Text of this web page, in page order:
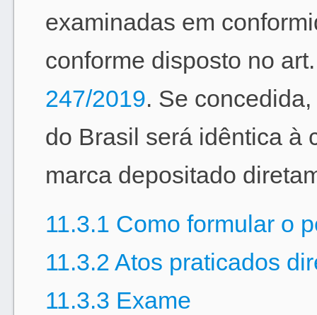
examinadas em
conforme disposto no
247/2019. Se
do Brasil será idêntica à
marca depositado
11.3.1 Como formular o
11.3.2 Atos praticados
11.3.3 Exame